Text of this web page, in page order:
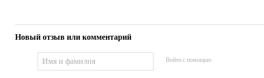
Новый отзыв или комментарий
Войти с помощью